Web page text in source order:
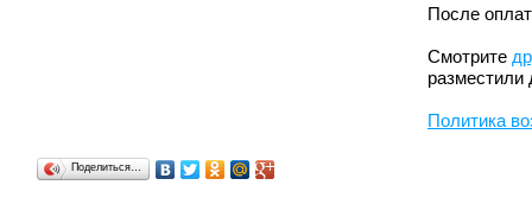
После
Смотрите
Политика
Поделиться…